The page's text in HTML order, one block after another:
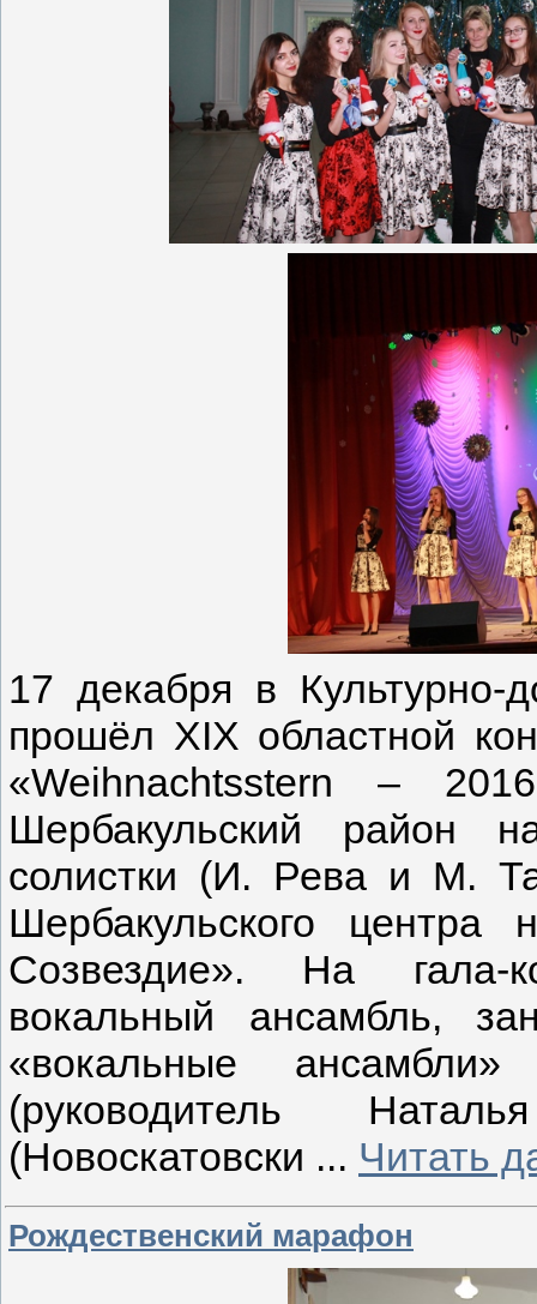
17 декабря в Культурно-
прошёл XIX областной
«Weihnachtsstern –
Шербакульский район
солистки (И. Рева и М.
Шербакульского центра
Созвездие». На гала-
вокальный ансамбль,
«вокальные
(руководитель
(Новоскатовски ... Читать
Рождественский марафон